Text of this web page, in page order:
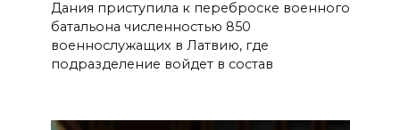
Дания приступила к переброске военного
батальона численностью 850
военнослужащих в Латвию, где
подразделение войдет в состав